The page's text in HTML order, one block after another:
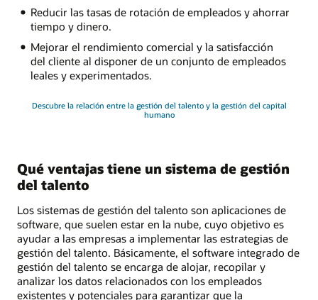
Reducir las tasas de rotación de empleados y ahorrar
tiempo y dinero.
Mejorar el rendimiento comercial y la satisfacción
del cliente al disponer de un conjunto de empleados
leales y experimentados.
Descubre la relación entre la gestión del talento y la gestión del capital
humano
Qué ventajas tiene un sistema de gestión
del talento
Los sistemas de gestión del talento son aplicaciones de
software, que suelen estar en la nube, cuyo objetivo es
ayudar a las empresas a implementar las estrategias de
gestión del talento. Básicamente, el software integrado de
gestión del talento se encarga de alojar, recopilar y
analizar los datos relacionados con los empleados
existentes y potenciales para garantizar que la